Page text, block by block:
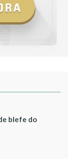
blefe do